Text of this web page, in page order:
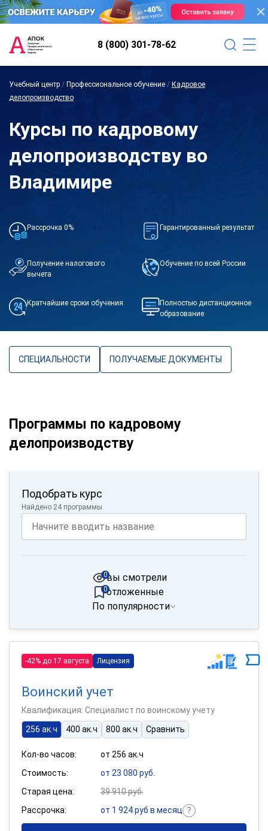
8 (800) 301-78-62
Учебный центр / Профессиональное обучение / Кадровое
делопроизводство
Курсы по кадровому
делопроизводству во
Владимире
Рассрочка 0% Гарантированный результат
Получение налогового
вычета
Обучение по всей России
Кратчайшие сроки обучения
Полностью дистанционное
образование
СПЕЦИАЛЬНОСТИ ПОЛУЧАЕМЫЕ ДОКУМЕНТЫ
Программы по кадровому
делопроизводству
Подобрать курс
Найдено 24 программы
вы смотрели
0
отложенные
0
По популярности
-42% до 17 августа Лицензия
Воинский учет
Квалификация: Специалист по воинскому учету
256 ак.ч
400 ак.ч 800 ак.ч Сравнить
Кол-во часов:
от 256 ак.ч
Стоимость:
от 23 080 руб.
Старая цена:
39 910 руб.
Рассрочка:
от 1 924 руб в месяц